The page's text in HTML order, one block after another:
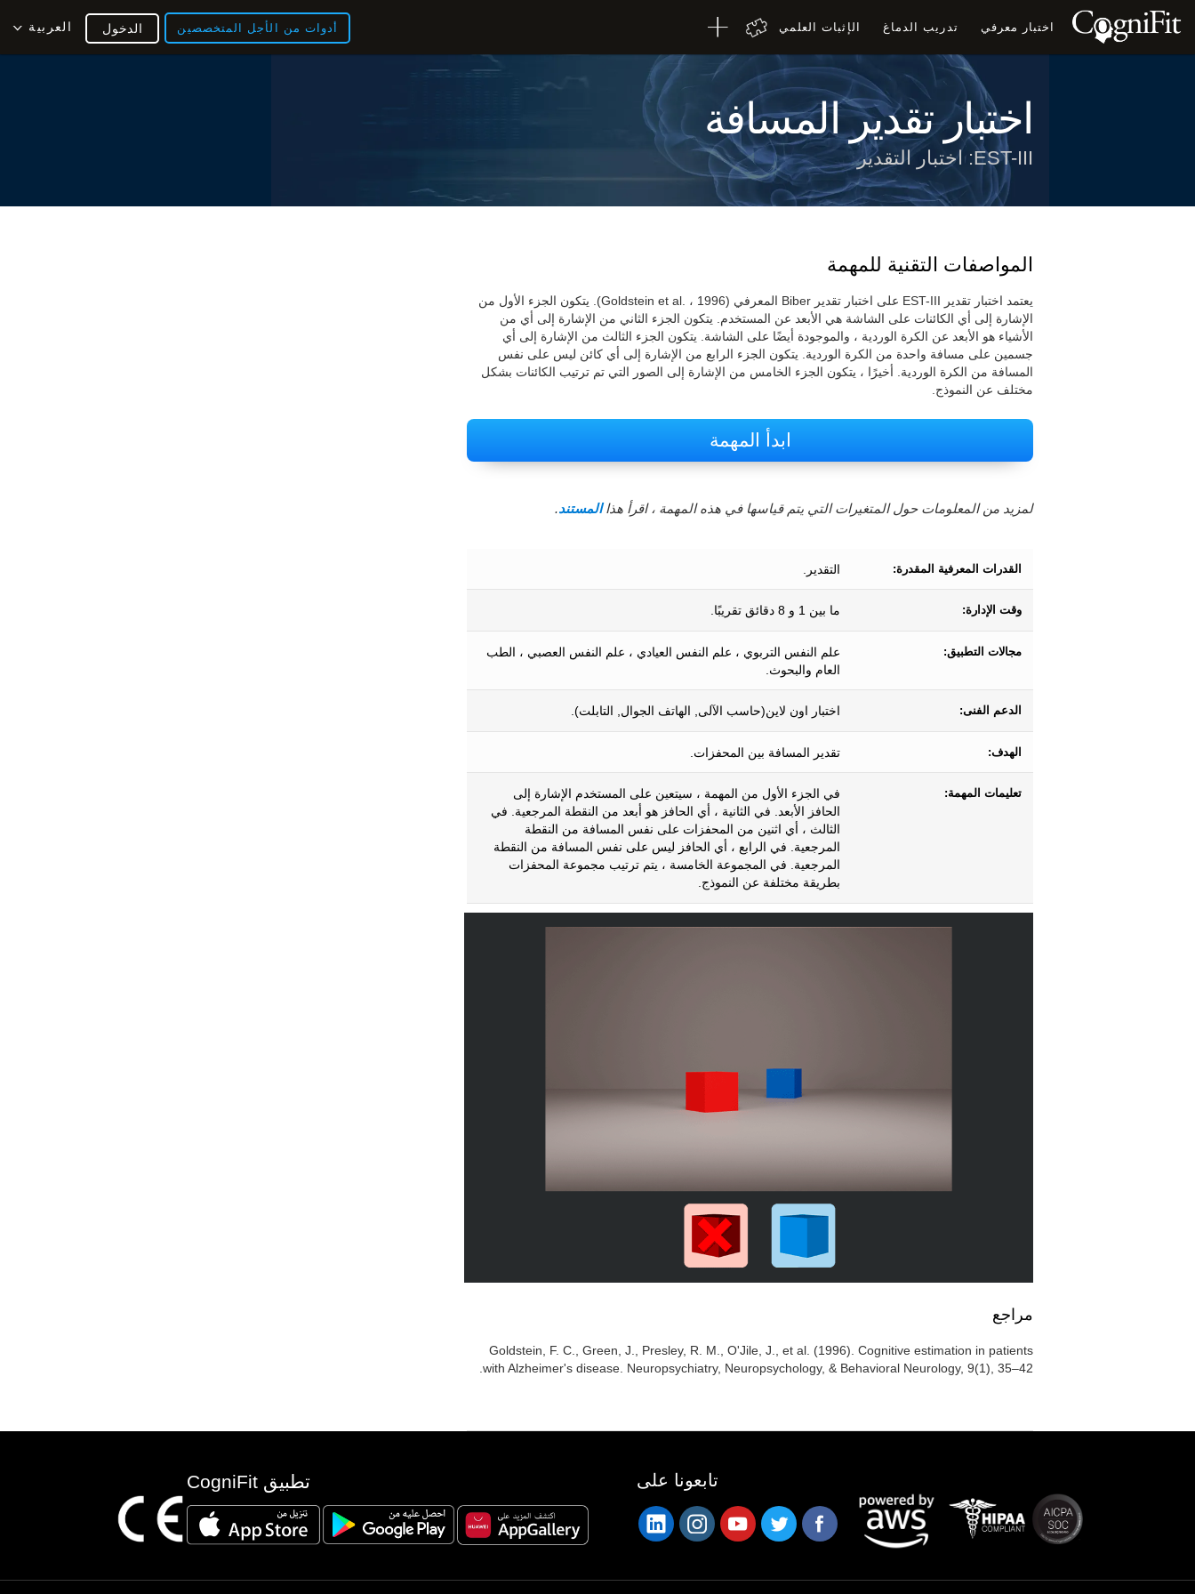
اختبار معرفي تدريب الدماغ الإثبات العلمي أدوات من الأجل المتخصصين العربية الدخول
اختبار تقدير المسافة
EST-III: اختبار التقدير
المواصفات التقنية للمهمة
يعتمد اختبار تقدير EST-III على اختبار تقدير Biber المعرفي (Goldstein et al. ، 1996). يتكون الجزء الأول من
الإشارة إلى أي الكائنات على الشاشة هي الأبعد عن المستخدم. يتكون الجزء الثاني من الإشارة إلى أي من
الأشياء هو الأبعد عن الكرة الوردية ، والموجودة أيضًا على الشاشة. يتكون الجزء الثالث من الإشارة إلى أي
جسمين على مسافة واحدة من الكرة الوردية. يتكون الجزء الرابع من الإشارة إلى أي كائن ليس على نفس
المسافة من الكرة الوردية. أخيرًا ، يتكون الجزء الخامس من الإشارة إلى الصور التي تم ترتيب الكائنات بشكل
مختلف عن النموذج.
ابدأ المهمة
لمزيد من المعلومات حول المتغيرات التي يتم قياسها في هذه المهمة ، اقرأ هذاالمستند.
القدرات المعرفية المقدرة: التقدير.
وقت الإدارة: ما بين 1 و 8 دقائق تقريبًا.
مجالات التطبيق:
علم النفس التربوي ، علم النفس العيادي ، علم النفس العصبي ، الطب
العام والبحوث.
الدعم الفنى: اختبار اون لاين(حاسب الآلى, الهاتف الجوال, التابلت).
الهدف: تقدير المسافة بين المحفزات.
تعليمات المهمة:
في الجزء الأول من المهمة ، سيتعين على المستخدم الإشارة إلى
الحافز الأبعد. في الثانية ، أي الحافز هو أبعد من النقطة المرجعية. في
الثالث ، أي اثنين من المحفزات على نفس المسافة من النقطة
المرجعية. في الرابع ، أي الحافز ليس على نفس المسافة من النقطة
المرجعية. في المجموعة الخامسة ، يتم ترتيب مجموعة المحفزات
بطريقة مختلفة عن النموذج.
مراجع
Goldstein, F. C., Green, J., Presley, R. M., O'Jile, J., et al. (1996). Cognitive estimation in patients
with Alzheimer's disease. Neuropsychiatry, Neuropsychology, & Behavioral Neurology, 9(1), 35–42.
تطبيق CogniFit تابعونا على